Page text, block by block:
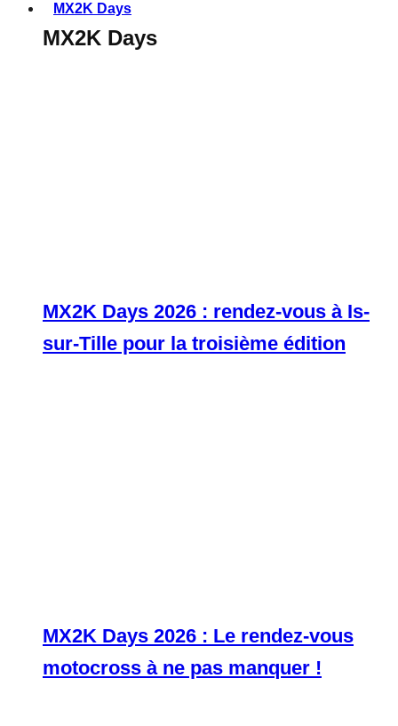
MX2K Days
MX2K Days
MX2K Days 2026 : rendez-vous à Is-
sur-Tille pour la troisième édition
MX2K Days 2026 : Le rendez-vous
motocross à ne pas manquer !